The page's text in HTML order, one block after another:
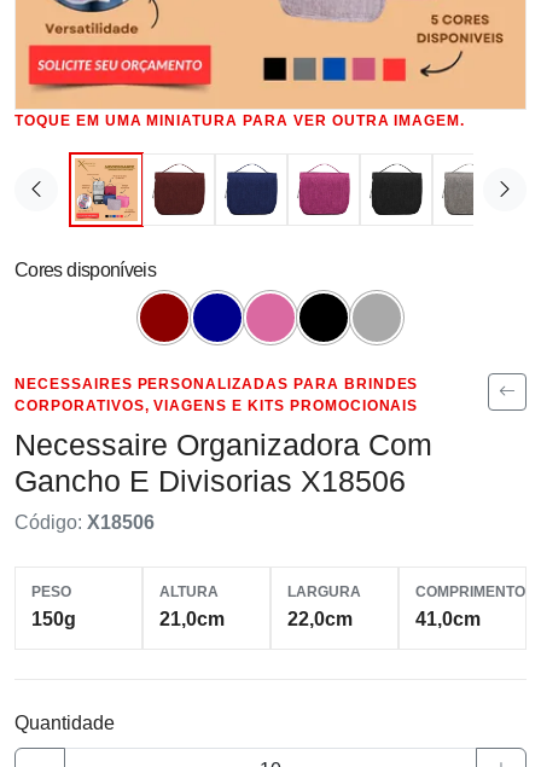
TOQUE EM UMA MINIATURA PARA VER OUTRA IMAGEM.
Cores disponíveis
NECESSAIRES PERSONALIZADAS PARA BRINDES
CORPORATIVOS, VIAGENS E KITS PROMOCIONAIS
Necessaire Organizadora Com
Gancho E Divisorias X18506
Código: X18506
PESO
150g
ALTURA
21,0cm
LARGURA
22,0cm
COMPRIMENTO
41,0cm
Quantidade